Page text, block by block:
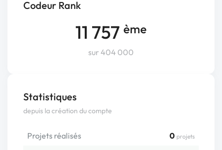
Codeur Rank
11 757 ème
sur 404 000
Statistiques
depuis la création du compte
Projets réalisés 0 projets